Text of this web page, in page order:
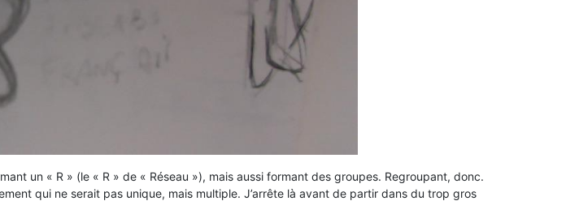
un « R » (le « R » de « Réseau »), mais aussi formant des groupes. Regroupant, donc.
qui ne serait pas unique, mais multiple. J’arrête là avant de partir dans du trop gros